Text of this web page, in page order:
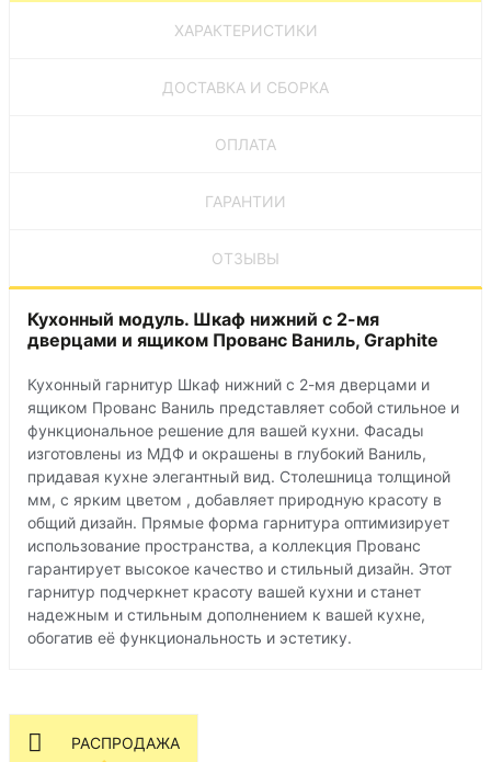
ХАРАКТЕРИСТИКИ
ДОСТАВКА И СБОРКА
ОПЛАТА
ГАРАНТИИ
ОТЗЫВЫ
Кухонный модуль. Шкаф нижний с 2-мя
дверцами и ящиком Прованс Ваниль, Graphite
Кухонный гарнитур Шкаф нижний с 2-мя дверцами и
ящиком Прованс Ваниль представляет собой стильное и
функциональное решение для вашей кухни. Фасады
изготовлены из МДФ и окрашены в глубокий Ваниль,
придавая кухне элегантный вид. Столешница толщиной
мм, с ярким цветом , добавляет природную красоту в
общий дизайн. Прямые форма гарнитура оптимизирует
использование пространства, а коллекция Прованс
гарантирует высокое качество и стильный дизайн. Этот
гарнитур подчеркнет красоту вашей кухни и станет
надежным и стильным дополнением к вашей кухне,
обогатив её функциональность и эстетику.
РАСПРОДАЖА